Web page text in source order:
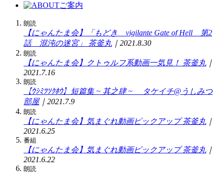
ご案内
朗読
【にゃんたま会】「もどき vigilante Gate of Hell 第2
話 混沌の迷宮」
茶釜丸 ｜2021.8.30
朗読
【にゃんたま会】クトゥルフ系動画一気見！ 茶釜丸 ｜
2021.7.16
朗読
【ｳｼﾐﾂｿｸﾎｳ】短篇集 ~ 其之肆 ~
タケイチ@うしみつ
部屋｜2021.7.9
朗読
【にゃんたま会】気まぐれ動画ピックアップ 茶釜丸 ｜
2021.6.25
番組
【にゃんたま会】気まぐれ動画ピックアップ 茶釜丸 ｜
2021.6.22
朗読